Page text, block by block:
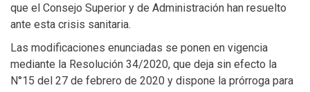
que el Consejo Superior y de Administración han resuelto
ante esta crisis sanitaria.
Las modificaciones enunciadas se ponen en vigencia
mediante la Resolución 34/2020, que deja sin efecto la
N°15 del 27 de febrero de 2020 y dispone la prórroga para